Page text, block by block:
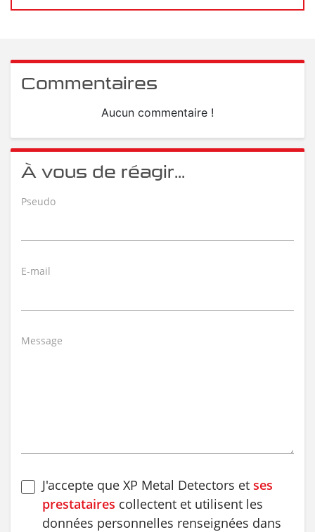
Commentaires
Aucun commentaire !
À vous de réagir...
Pseudo
E-mail
Message
J'accepte que XP Metal Detectors et ses
prestataires collectent et utilisent les
données personnelles renseignées dans